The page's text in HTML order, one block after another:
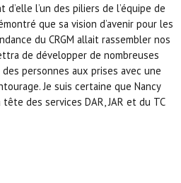
d’elle l’un des piliers de l’équipe de
que sa vision d’avenir pour les
du CRGM allait rassembler nos
de développer de nombreuses
personnes aux prises avec une
Je suis certaine que Nancy
des services DAR, JAR et du TC